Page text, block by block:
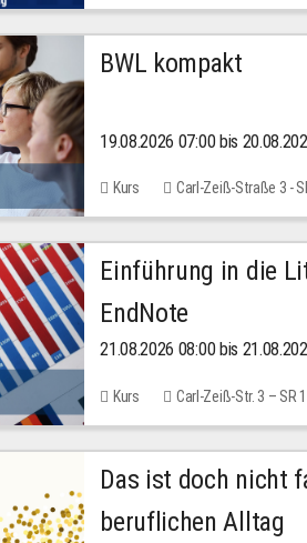
BWL kompakt
19.08.2026 07:00 bis
Kurs Carl-Zeiß-Straße 3 -
Einführung in die
EndNote
21.08.2026 08:00 bis
Kurs Carl-Zeiß-Str. 3 – SR
Das ist doch nicht
beruflichen Alltag